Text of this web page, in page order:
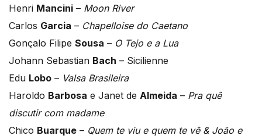
Henri Mancini – Moon River
Carlos Garcia – Chapelloise do Caetano
Gonçalo Filipe Sousa – O Tejo e a Lua
Johann Sebastian Bach – Sicilienne
Edu Lobo – Valsa Brasileira
Haroldo Barbosa e Janet de Almeida – Pra quê
discutir com madame
Chico Buarque – Quem te viu e quem te vê & João e